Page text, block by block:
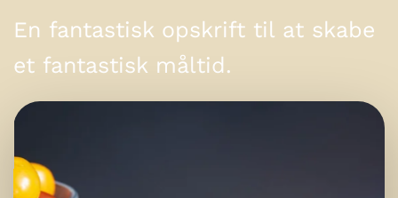
En fantastisk opskrift til at skabe
et fantastisk måltid.